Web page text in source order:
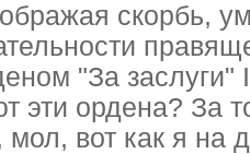
скорбь,
"За заслуги"
эти ордена? За
мол, вот как я на